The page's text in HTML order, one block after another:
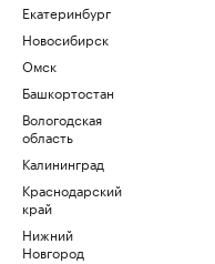
Екатеринбург
Новосибирск
Омск
Башкортостан
Вологодская
область
Калининград
Краснодарский
край
Нижний
Новгород